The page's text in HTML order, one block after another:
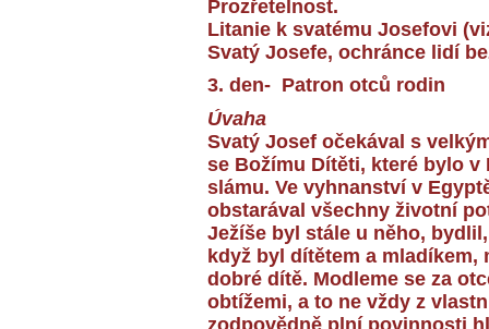
Prozřetelnost.
Litanie k svatému Josefovi
Svatý Josefe, ochránce lidí
3. den- Patron otců rodin
Úvaha
Svatý Josef očekával s
se Božímu Dítěti, které bylo
slámu. Ve vyhnanství v
obstarával všechny životní
Ježíše byl stále u něho,
když byl dítětem a
dobré dítě. Modleme se za
obtížemi, a to ne vždy z
zodpovědně plní povinnosti